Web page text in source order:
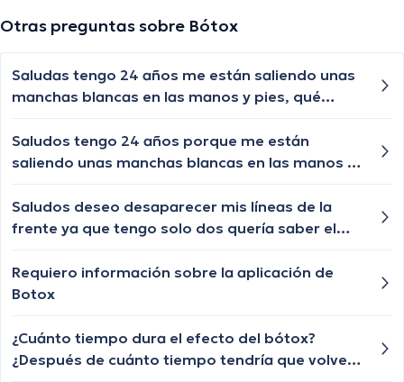
Otras preguntas sobre Bótox
Saludas tengo 24 años me están saliendo unas
manchas blancas en las manos y pies, qué
Saludos tengo 24 años porque me están
saliendo unas manchas blancas en las manos y
Saludos deseo desaparecer mis líneas de la
frente ya que tengo solo dos quería saber el
Requiero información sobre la aplicación de
Botox
¿Cuánto tiempo dura el efecto del bótox?
¿Después de cuánto tiempo tendría que volver